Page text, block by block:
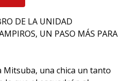
DE LA UNIDAD
UN PASO MÁS PARA
una chica un tanto